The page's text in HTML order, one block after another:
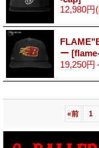
12,980円
ー
19,250円
«前 1